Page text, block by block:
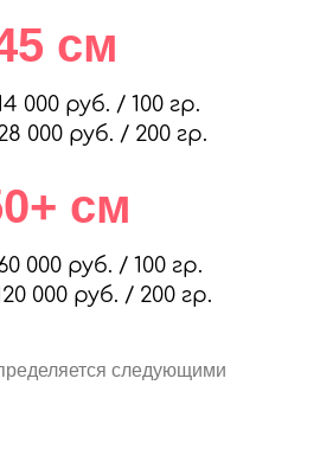
см
000 руб. / 100 гр.
000 руб. / 200 гр.
см
000 руб. / 100 гр.
000 руб. / 200 гр.
следующими